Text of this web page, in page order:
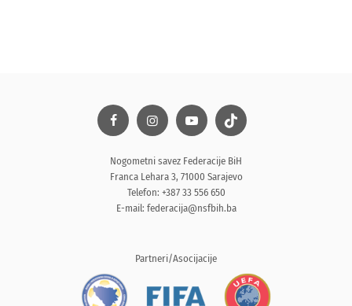
Nogometni savez Federacije BiH
Franca Lehara 3, 71000 Sarajevo
Telefon: +387 33 556 650
E-mail: federacija@nsfbih.ba
Partneri/Asocijacije